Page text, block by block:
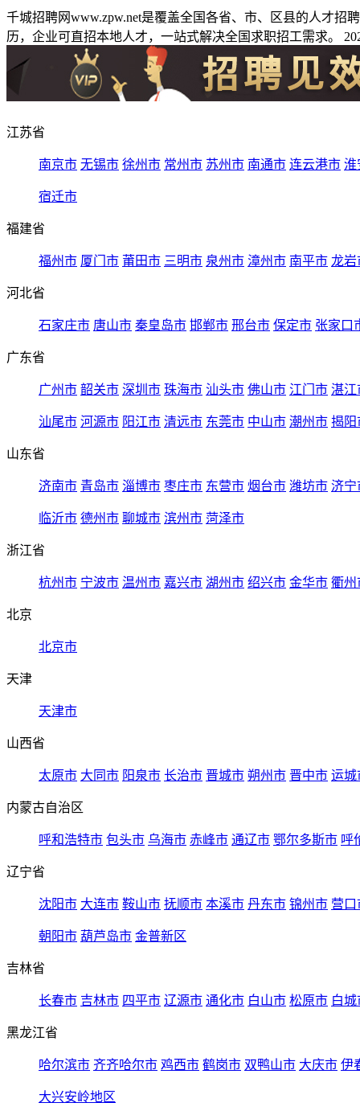
千城招聘网www.zpw.net是覆盖全国各省、市、区县的人才
历，企业可直招本地人才，一站式解决全国求职招工需求。
江苏省
南京市 无锡市 徐州市 常州市 苏州市 南通市 连云港市 淮
宿迁市
福建省
福州市 厦门市 莆田市 三明市 泉州市 漳州市 南平市 龙岩
河北省
石家庄市 唐山市 秦皇岛市 邯郸市 邢台市 保定市 张家口
广东省
广州市 韶关市 深圳市 珠海市 汕头市 佛山市 江门市 湛江
汕尾市 河源市 阳江市 清远市 东莞市 中山市 潮州市 揭阳
山东省
济南市 青岛市 淄博市 枣庄市 东营市 烟台市 潍坊市 济宁
临沂市 德州市 聊城市 滨州市 菏泽市
浙江省
杭州市 宁波市 温州市 嘉兴市 湖州市 绍兴市 金华市 衢州
北京
北京市
天津
天津市
山西省
太原市 大同市 阳泉市 长治市 晋城市 朔州市 晋中市 运城
内蒙古自治区
呼和浩特市 包头市 乌海市 赤峰市 通辽市 鄂尔多斯市 呼
辽宁省
沈阳市 大连市 鞍山市 抚顺市 本溪市 丹东市 锦州市 营口
朝阳市 葫芦岛市 金普新区
吉林省
长春市 吉林市 四平市 辽源市 通化市 白山市 松原市 白城
黑龙江省
哈尔滨市 齐齐哈尔市 鸡西市 鹤岗市 双鸭山市 大庆市 伊
大兴安岭地区